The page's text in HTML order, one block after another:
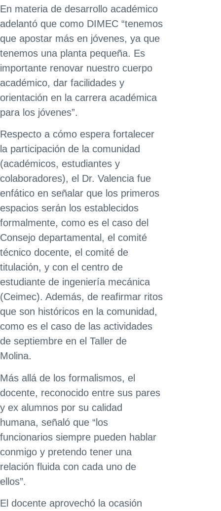
En materia de desarrollo académico
adelantó que como DIMEC “tenemos
que apostar más en jóvenes, ya que
tenemos una planta pequeña. Es
importante renovar nuestro cuerpo
académico, dar facilidades y
orientación en la carrera académica
para los jóvenes”.
Respecto a cómo espera fortalecer
la participación de la comunidad
(académicos, estudiantes y
colaboradores), el Dr. Valencia fue
enfático en señalar que los primeros
espacios serán los establecidos
formalmente, como es el caso del
Consejo departamental, el comité
técnico docente, el comité de
titulación, y con el centro de
estudiante de ingeniería mecánica
(Ceimec). Además, de reafirmar ritos
que son históricos en la comunidad,
como es el caso de las actividades
de septiembre en el Taller de
Molina.
Más allá de los formalismos, el
docente, reconocido entre sus pares
y ex alumnos por su calidad
humana, señaló que “los
funcionarios siempre pueden hablar
conmigo y pretendo tener una
relación fluida con cada uno de
ellos”.
El docente aprovechó la ocasión